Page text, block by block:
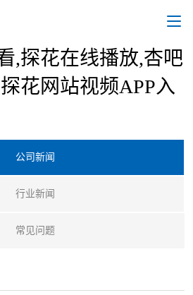
,探花在线播放,杏吧
花网站视频APP入
公司新闻
行业新闻
常见问题